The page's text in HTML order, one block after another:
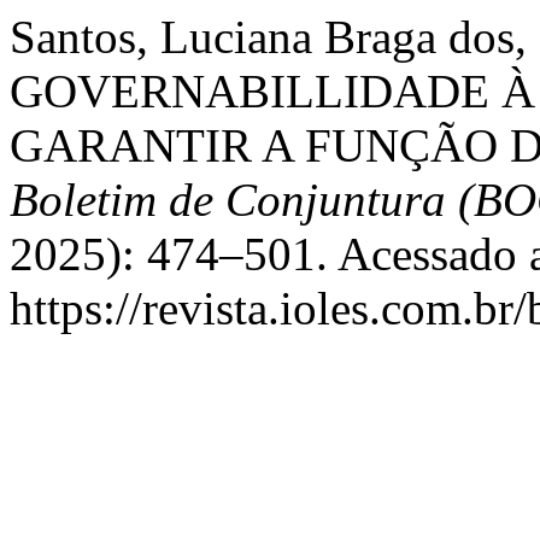
Santos, Luciana Braga
GOVERNABILLIDADE
GARANTIR A FUNÇÃO
Boletim de Conjuntura
2025): 474–501. Acessado
https://